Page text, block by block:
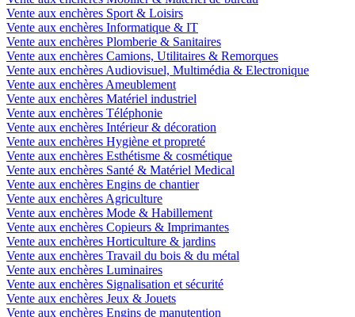
Vente aux enchères Sport & Loisirs
Vente aux enchères Informatique & IT
Vente aux enchères Plomberie & Sanitaires
Vente aux enchères Camions, Utilitaires & Remorques
Vente aux enchères Audiovisuel, Multimédia & Electronique
Vente aux enchères Ameublement
Vente aux enchères Matériel industriel
Vente aux enchères Téléphonie
Vente aux enchères Intérieur & décoration
Vente aux enchères Hygiène et propreté
Vente aux enchères Esthétisme & cosmétique
Vente aux enchères Santé & Matériel Medical
Vente aux enchères Engins de chantier
Vente aux enchères Agriculture
Vente aux enchères Mode & Habillement
Vente aux enchères Copieurs & Imprimantes
Vente aux enchères Horticulture & jardins
Vente aux enchères Travail du bois & du métal
Vente aux enchères Luminaires
Vente aux enchères Signalisation et sécurité
Vente aux enchères Jeux & Jouets
Vente aux enchères Engins de manutention